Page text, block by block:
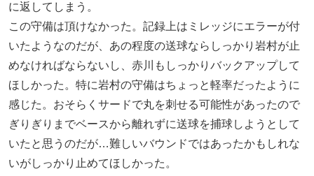
に返してしまう。
この守備は頂けなかった。記録上はミレッジにエラーが付
いたようなのだが、あの程度の送球ならしっかり岩村が止
めなければならないし、赤川もしっかりバックアップして
ほしかった。特に岩村の守備はちょっと軽率だったように
感じた。おそらくサードで丸を刺せる可能性があったので
ぎりぎりまでベースから離れずに送球を捕球しようとして
いたと思うのだが…難しいバウンドではあったかもしれな
いがしっかり止めてほしかった。